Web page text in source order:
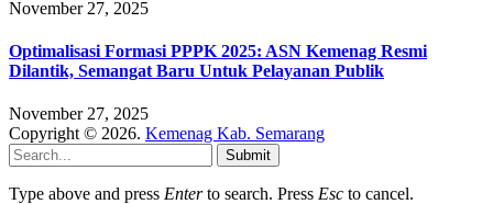
November 27, 2025
Optimalisasi Formasi PPPK 2025: ASN Kemenag Resmi
Dilantik, Semangat Baru Untuk Pelayanan Publik
November 27, 2025
Copyright © 2026. Kemenag Kab. Semarang
Submit
Type above and press Enterto search. Press Esc to cancel.